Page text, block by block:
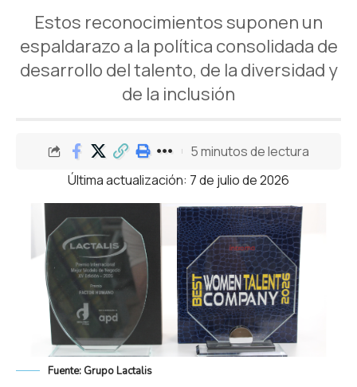
Estos reconocimientos suponen un
espaldarazo a la política consolidada de
desarrollo del talento, de la diversidad y
de la inclusión
Última actualización: 7 de julio de 2026
5 minutos de lectura
Fuente: Grupo Lactalis